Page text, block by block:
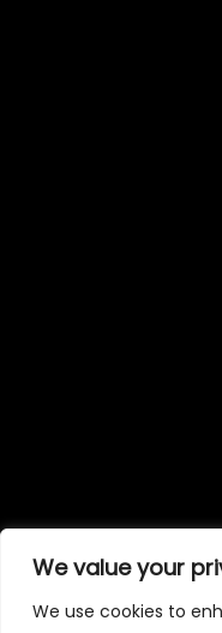
We value your
We use cookies to